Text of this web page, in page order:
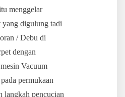
menggelar
yang digulung tadi
/ Debu di
dengan
Vacuum
permukaan
langkah pencucian